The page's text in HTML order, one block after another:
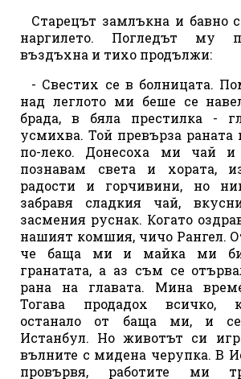
Старецът замлъкна и бавно
наргилето. Погледът му
въздъхна и тихо продължи:
- Свестих се в болницата.
над леглото ми беше се
брада, в бяла престилка -
усмихва. Той превърза
по-леко. Донесоха ми чай и
познавам света и хората,
радости и горчивини, но
забравя сладкия чай,
засмения руснак. Когато
нашият комшия, чичо Рангел.
че баща ми и майка ми
гранатата, а аз съм се
рана на главата. Мина
Тогава продадох всичко,
останало от баща ми, и
Истанбул. Но животът си
вълните с мидена черупка. В
провървя, работите ми